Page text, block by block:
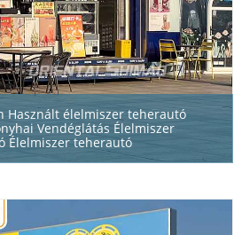
Használt élelmiszer teherautó
Vendéglátás Élelmiszer
Élelmiszer teherautó